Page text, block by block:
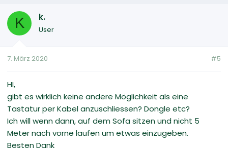
K k.
User
7. März 2020 #5
HI,
gibt es wirklich keine andere Möglichkeit als eine
Tastatur per Kabel anzuschliessen? Dongle etc?
Ich will wenn dann, auf dem Sofa sitzen und nicht 5
Meter nach vorne laufen um etwas einzugeben.
Besten Dank